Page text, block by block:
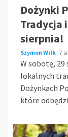
Dożynki
Tradycja
sierpnia!
Szymon Wilk 7
W sobotę, 29
lokalnych
Dożynkach
które